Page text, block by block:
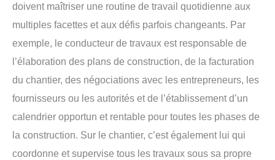
doivent maîtriser une routine de travail quotidienne aux
multiples facettes et aux défis parfois changeants. Par
exemple, le conducteur de travaux est responsable de
l’élaboration des plans de construction, de la facturation
du chantier, des négociations avec les entrepreneurs, les
fournisseurs ou les autorités et de l’établissement d’un
calendrier opportun et rentable pour toutes les phases de
la construction. Sur le chantier, c’est également lui qui
coordonne et supervise tous les travaux sous sa propre